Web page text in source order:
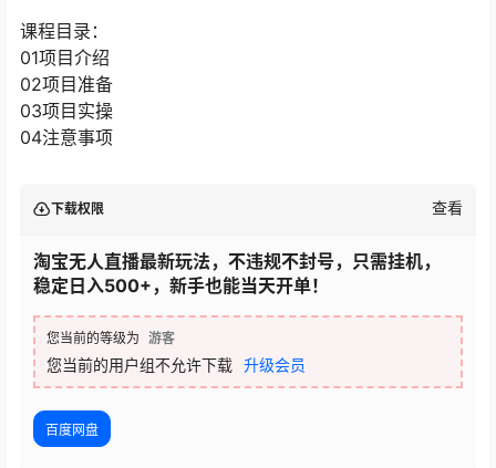
课程目录：
01项目介绍
02项目准备
03项目实操
04注意事项
下载权限 查看
淘宝无人直播最新玩法，不违规不封号，只需挂机，
稳定日入500+，新手也能当天开单！
您当前的等级为 游客
您当前的用户组不允许下载 升级会员
百度网盘